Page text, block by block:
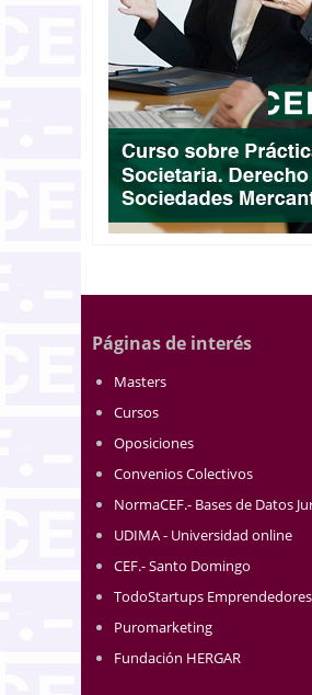
Páginas de interés
Masters
Cursos
Oposiciones
Convenios Colectivos
NormaCEF.- Bases de Datos
UDIMA - Universidad online
CEF.- Santo Domingo
TodoStartups Emprendedores
Puromarketing
Fundación HERGAR